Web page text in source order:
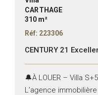
CARTHAGE
310 m²
Réf: 223306
CENTURY 21
🔔À LOUER – Villa
L’agence